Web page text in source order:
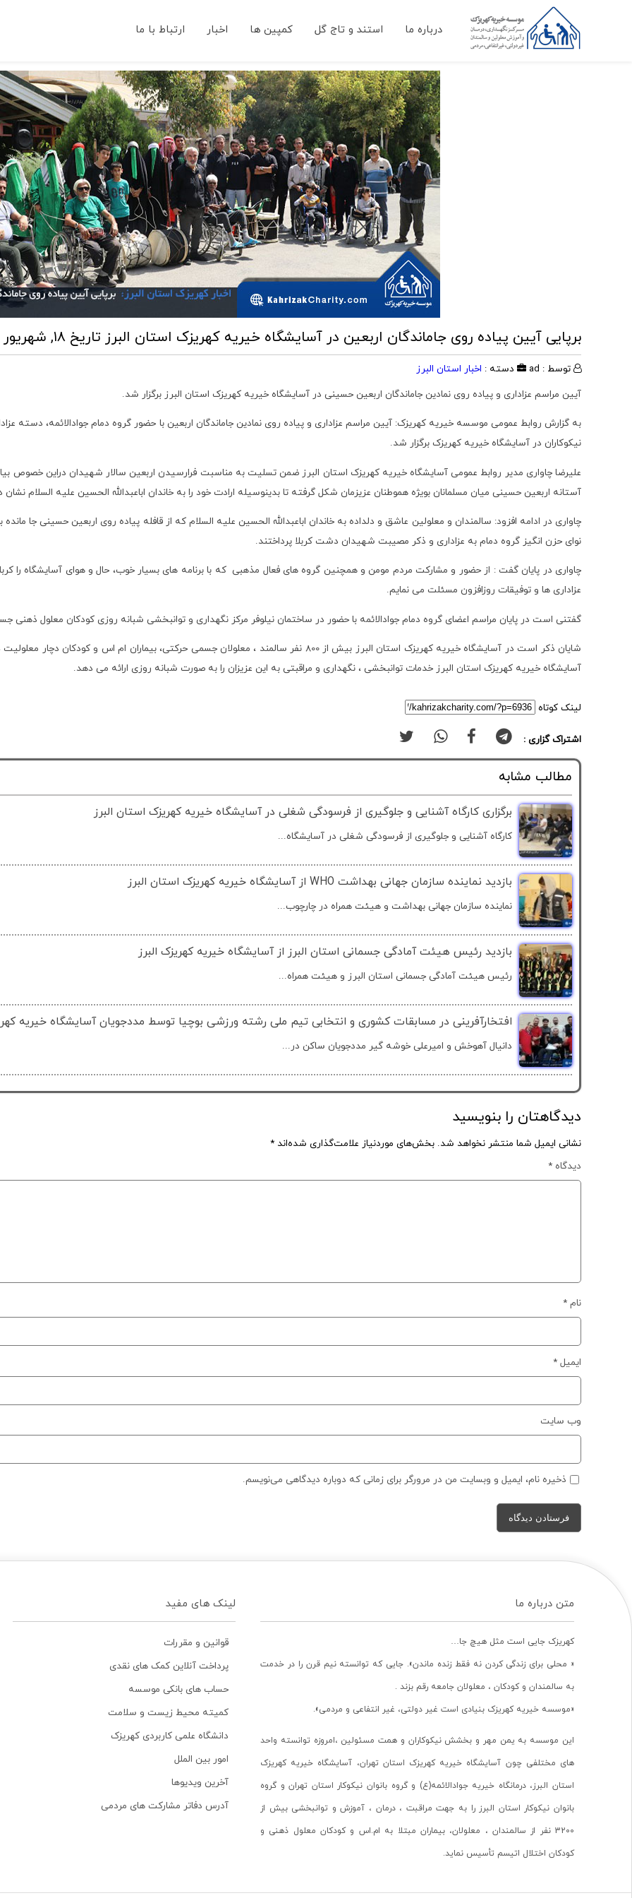
درباره ما استند و تاج گل کمپین ها اخبار ارتباط با ما
برپایی آیین پیاده روی جاماندگان اربعین در آسایشگاه خیریه کهریزک استان البرز تاریخ ۱۸, شهریور ۱۴۰۲ ساعت ۰۶:۴۰
توسط : ad دسته : اخبار استان البرز
آیین مراسم عزاداری و پیاده روی نمادین جاماندگان اربعین حسینی در آسایشگاه خیریه کهریزک استان البرز برگزار شد.
به گزارش روابط عمومی موسسه خیریه کهریزک: آیین مراسم عزاداری و پیاده روی نمادین جاماندگان اربعین با حضور گروه دمام جوادالائمه، دسته
نیکوکاران در آسایشگاه خیریه کهریزک برگزار شد.
علیرضا چاواری مدیر روابط عمومی آسایشگاه خیریه کهریزک استان البرز ضمن تسلیت به مناسبت فرارسیدن اربعین سالار شهیدان دراین
آستانه اربعین حسینی میان مسلمانان بویژه هموطنان عزیزمان شکل گرفته تا بدینوسیله ارادت خود را به خاندان اباعبدالله الحسین علیه السلام نشان
چاواری در ادامه افزود: سالمندان و معلولین عاشق و دلداده به خاندان اباعبدالله الحسین علیه السلام که از قافله پیاده روی اربعین حسینی جا
نوای حزن انگیز گروه دمام به عزاداری و ذکر مصیبت شهیدان دشت کربلا پرداختند.
چاواری در پایان گفت : از حضور و مشارکت مردم مومن و همچنین گروه های فعال مذهبی که با برنامه های بسیار خوب، حال و هوای آسایشگاه را
عزاداری ها و توفیقات روزافزون مسئلت می نمایم.
گفتنی است در پایان مراسم اعضای گروه دمام جوادالائمه با حضور در ساختمان نیلوفر مرکز نگهداری و توانبخشی شبانه روزی کودکان معلول ذهنی
شایان ذکر است در آسایشگاه خیریه کهریزک استان البرز بیش از 800 نفر سالمند ، معلولان جسمی حرکتی،
آسایشگاه خیریه کهریزک استان البرز خدمات توانبخشی ، نگهداری و مراقبتی به این عزیزان را به صورت شبانه روزی ارائه می دهد.
لینک کوتاه
اشتراک گزاری :
مطالب مشابه
برگزاری کارگاه آشنایی و جلوگیری از فرسودگی شغلی در آسایشگاه خیریه کهریزک استان البرز
کارگاه آشنایی و جلوگیری از فرسودگی شغلی در آسایشگاه...
بازدید نماینده سازمان جهانی بهداشت WHO از آسایشگاه خیریه کهریزک استان البرز
نماینده سازمان جهانی بهداشت و هیئت همراه در چارچوب...
بازدید رئیس هیئت آمادگی جسمانی استان البرز از آسایشگاه خیریه کهریزک البرز
رئیس هیئت آمادگی جسمانی استان البرز و هیئت همراه...
افتخارآفرینی در مسابقات کشوری و انتخابی تیم ملی رشته ورزشی بوچیا توسط مددجویان آسایشگاه خیریه
دانیال آهوخش و امیرعلی خوشه گیر مددجویان ساکن در...
دیدگاهتان را بنویسید
نشانی ایمیل شما منتشر نخواهد شد. بخش‌های موردنیاز علامت‌گذاری شده‌اند *
دیدگاه *
نام *
ایمیل *
وب‌ سایت
ذخیره نام، ایمیل و وبسایت من در مرورگر برای زمانی که دوباره دیدگاهی می‌نویسم.
متن درباره ما
کهریزک جایی است مثل هیچ جا…
« محلی برای زندگی کردن نه فقط زنده ماندن». جایی که توانسته نیم قرن را در خدمت
به سالمندان و کودکان ، معلولان جامعه رقم بزند .
«موسسه خیریه کهریزک بنیادی است غیر دولتی، غیر انتفاعی و مردمی».
این موسسه به یمن مهر و بخشش نیکوکاران و همت مسئولین ،امروزه توانسته واحد
های مختلفی چون آسایشگاه خیریه کهریزک استان تهران، آسایشگاه خیریه کهریزک
استان البرز، درمانگاه خیریه جوادالائمه(ع) و گروه بانوان نیکوکار استان تهران و گروه
بانوان نیکوکار استان البرز را به جهت مراقبت ، درمان ، آموزش و توانبخشی بیش از
3200 نفر از سالمندان ، معلولان، بیماران مبتلا به ام.اس و کودکان معلول ذهنی و
کودکان اختلال اتیسم تأسیس نماید.
لینک های مفید
قوانین و مقررات
پرداخت آنلاین کمک های نقدی
حساب های بانکی موسسه
کمیته محیط زیست و سلامت
دانشگاه علمی کاربردی کهریزک
امور بین الملل
آخرین ویدیوها
آدرس دفاتر مشارکت های مردمی